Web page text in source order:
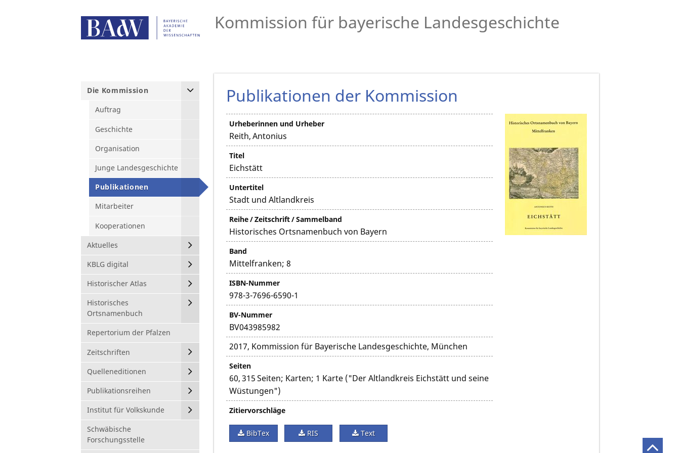
Kommission für bayerische Landesgeschichte
Die Kommission
Auftrag
Geschichte
Organisation
Junge Landesgeschichte
Publikationen
Mitarbeiter
Kooperationen
Aktuelles
KBLG digital
Historischer Atlas
Historisches
Ortsnamenbuch
Repertorium der Pfalzen
Zeitschriften
Quelleneditionen
Publikationsreihen
Institut für Volkskunde
Schwäbische
Forschungsstelle
Publikationen der Kommission
Urheberinnen und Urheber
Reith, Antonius
Titel
Eichstätt
Untertitel
Stadt und Altlandkreis
Reihe / Zeitschrift / Sammelband
Historisches Ortsnamenbuch von Bayern
Band
Mittelfranken; 8
ISBN-Nummer
978-3-7696-6590-1
BV-Nummer
BV043985982
2017, Kommission für Bayerische Landesgeschichte, München
Seiten
60, 315 Seiten; Karten; 1 Karte ("Der Altlandkreis Eichstätt und seine
Wüstungen")
Zitiervorschläge
BibTex RIS Text